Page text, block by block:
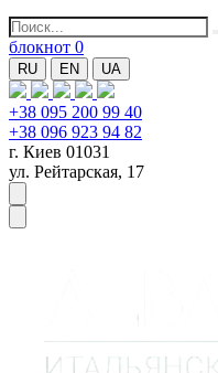
блокнот 0
RU EN UA
+38 095 200 99 40
+38 096 923 94 82
г. Киев 01031
ул. Рейтарская, 17